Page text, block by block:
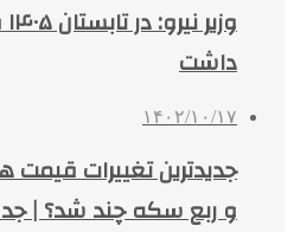
داشت
۱۴۰۲/۱۰/۱۷
جدیدترین تغییرات قیمت
و ربع سکه چند شد؟ |